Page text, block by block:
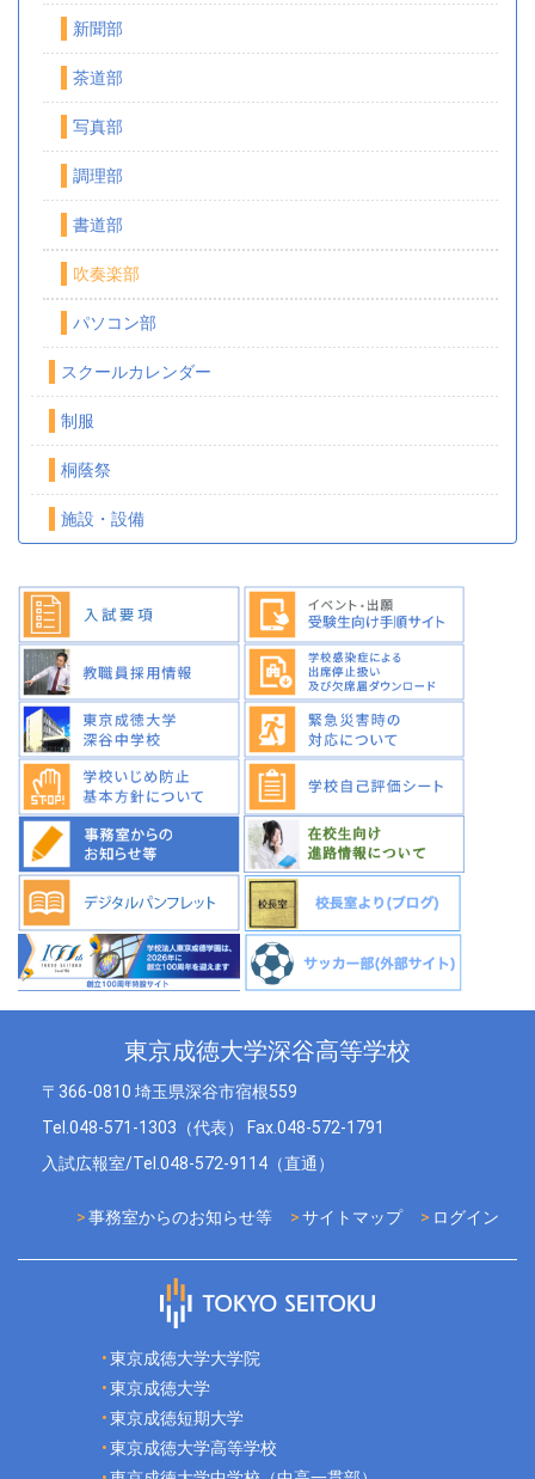
新聞部
茶道部
写真部
調理部
書道部
吹奏楽部
パソコン部
スクールカレンダー
制服
桐蔭祭
施設・設備
東京成徳大学深谷高等学校
〒366-0810 埼玉県深谷市宿根559
Tel.048-571-1303（代表） Fax.048-572-1791
入試広報室/Tel.048-572-9114（直通）
ログイン
サイトマップ
事務室からのお知らせ等
東京成徳大学大学院
東京成徳大学
東京成徳短期大学
東京成徳大学高等学校